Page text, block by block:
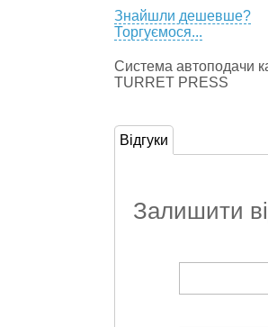
Знайшли дешевше?
Торгуємося...
Система автоподачи
TURRET PRESS
Відгуки
Залишити